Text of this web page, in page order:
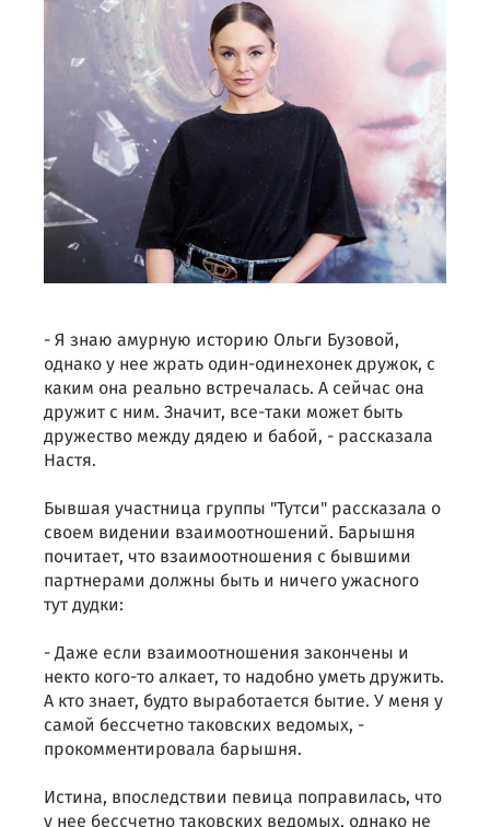
- Я знаю амурную историю Ольги Бузовой,
однако у нее жрать один-одинехонек дружок, с
каким она реально встречалась. А сейчас она
дружит с ним. Значит, все-таки может быть
дружество между дядею и бабой, - рассказала
Настя.
Бывшая участница группы "Тутси" рассказала о
своем видении взаимоотношений. Барышня
почитает, что взаимоотношения с бывшими
партнерами должны быть и ничего ужасного
тут дудки:
- Даже если взаимоотношения закончены и
некто кого-то алкает, то надобно уметь дружить.
А кто знает, будто выработается бытие. У меня у
самой бессчетно таковских ведомых, -
прокомментировала барышня.
Истина, впоследствии певица поправилась, что